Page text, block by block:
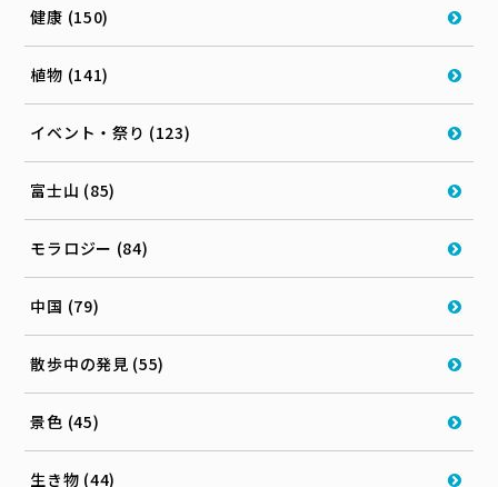
健康 (150)
植物 (141)
イベント・祭り (123)
富士山 (85)
モラロジー (84)
中国 (79)
散歩中の発見 (55)
景色 (45)
生き物 (44)